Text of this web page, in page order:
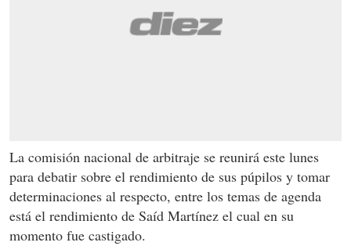
La comisión nacional de arbitraje se reunirá este lunes
para debatir sobre el rendimiento de sus púpilos y tomar
determinaciones al respecto, entre los temas de agenda
está el rendimiento de Saíd Martínez el cual en su
momento fue castigado.